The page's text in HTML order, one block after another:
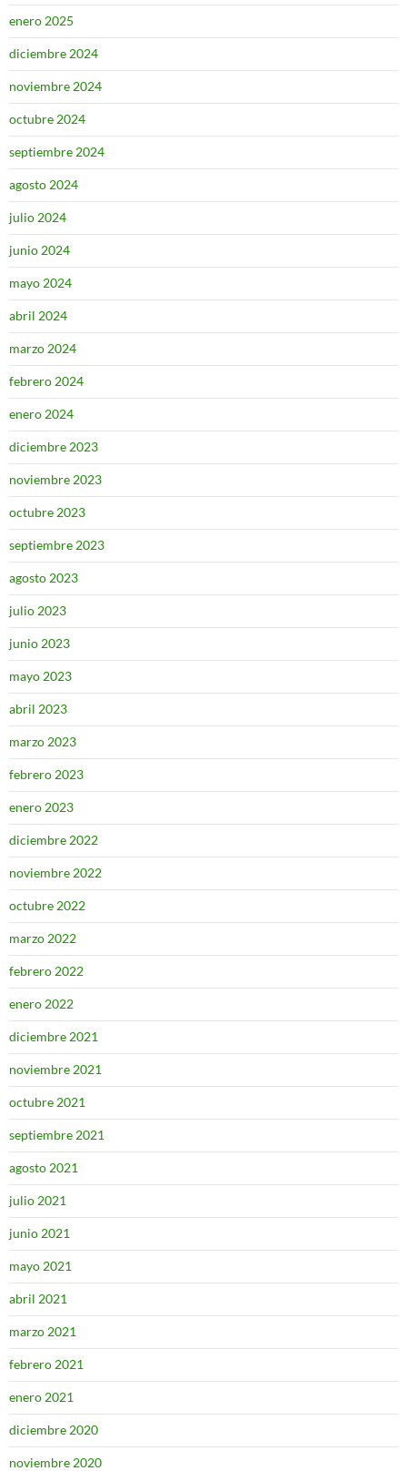
enero 2025
diciembre 2024
noviembre 2024
octubre 2024
septiembre 2024
agosto 2024
julio 2024
junio 2024
mayo 2024
abril 2024
marzo 2024
febrero 2024
enero 2024
diciembre 2023
noviembre 2023
octubre 2023
septiembre 2023
agosto 2023
julio 2023
junio 2023
mayo 2023
abril 2023
marzo 2023
febrero 2023
enero 2023
diciembre 2022
noviembre 2022
octubre 2022
marzo 2022
febrero 2022
enero 2022
diciembre 2021
noviembre 2021
octubre 2021
septiembre 2021
agosto 2021
julio 2021
junio 2021
mayo 2021
abril 2021
marzo 2021
febrero 2021
enero 2021
diciembre 2020
noviembre 2020